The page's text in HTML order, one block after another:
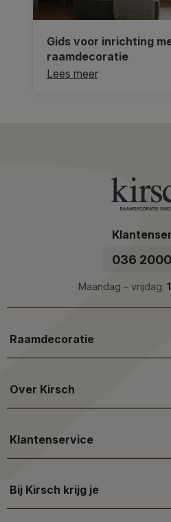
Gids voor inrichting
raamdecoratie
Lees meer
036
Maandag – vrijdag:
Raamdecoratie
Over Kirsch
Klantenservice
Bij Kirsch krijg je